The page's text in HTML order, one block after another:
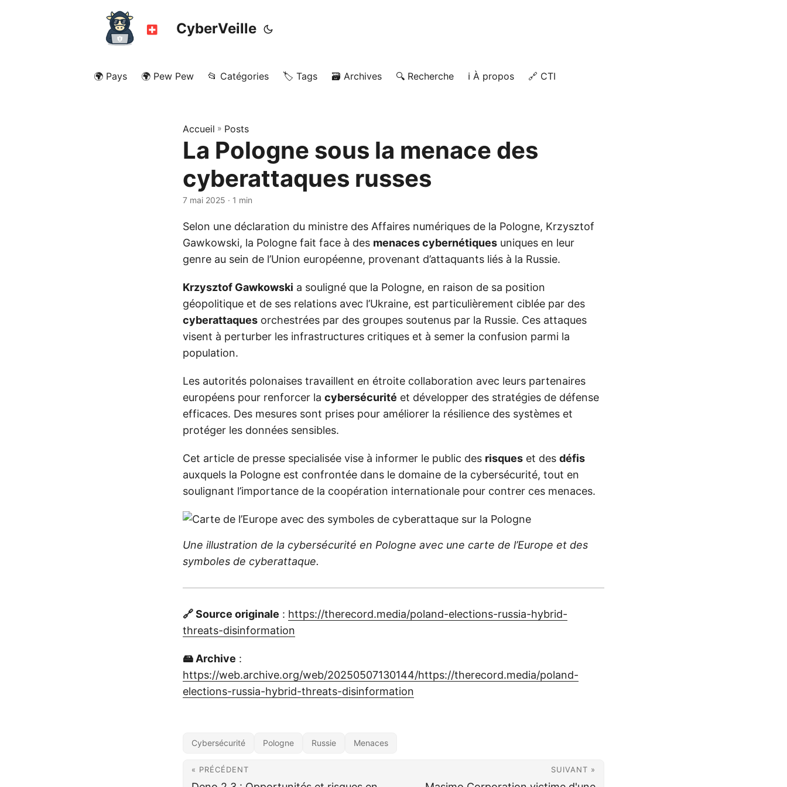
CyberVeille
🌍 Pays 🌍 Pew Pew 📂 Catégories 🏷️ Tags 🗃️ Archives 🔍 Recherche ℹ️ À propos 🔗 CTI
Accueil » Posts
La Pologne sous la menace des
cyberattaques russes
7 mai 2025 · 1 min
Selon une déclaration du ministre des Affaires numériques de la Pologne, Krzysztof
Gawkowski, la Pologne fait face à des menaces cybernétiques uniques en leur
genre au sein de l’Union européenne, provenant d’attaquants liés à la Russie.
Krzysztof Gawkowski a souligné que la Pologne, en raison de sa position
géopolitique et de ses relations avec l’Ukraine, est particulièrement ciblée par des
cyberattaques orchestrées par des groupes soutenus par la Russie. Ces attaques
visent à perturber les infrastructures critiques et à semer la confusion parmi la
population.
Les autorités polonaises travaillent en étroite collaboration avec leurs partenaires
européens pour renforcer la cybersécurité et développer des stratégies de défense
efficaces. Des mesures sont prises pour améliorer la résilience des systèmes et
protéger les données sensibles.
Cet article de presse specialisée vise à informer le public des risques et des défis
auxquels la Pologne est confrontée dans le domaine de la cybersécurité, tout en
soulignant l’importance de la coopération internationale pour contrer ces menaces.
Une illustration de la cybersécurité en Pologne avec une carte de l’Europe et des
symboles de cyberattaque.
🔗 Source originale : https://therecord.media/poland-elections-russia-hybrid-
threats-disinformation
🖴 Archive :
https://web.archive.org/web/20250507130144/https://therecord.media/poland-
elections-russia-hybrid-threats-disinformation
Cybersécurité Pologne Russie Menaces
« PRÉCÉDENT SUIVANT »